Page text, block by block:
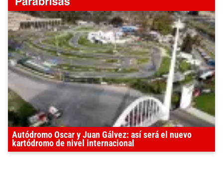
Autódromo Oscar y Juan Gálvez: así será el nuevo
kartódromo de nivel internacional